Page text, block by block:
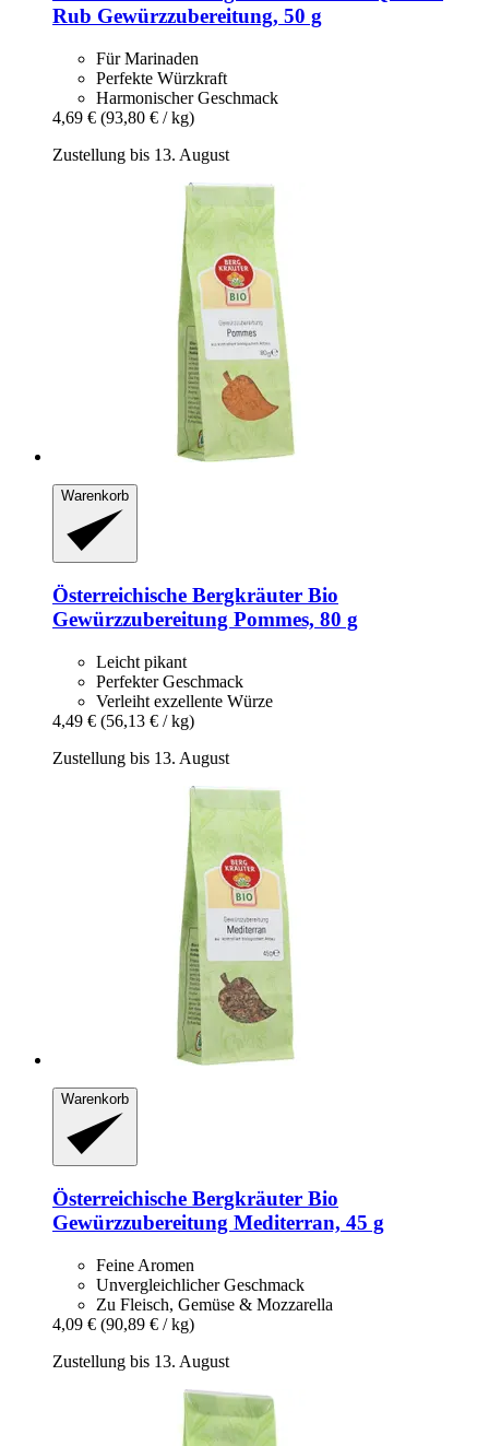
Rub Gewürzzubereitung, 50 g
Für Marinaden
Perfekte Würzkraft
Harmonischer Geschmack
4,69 € (93,80 € / kg)
Zustellung bis 13. August
Warenkorb
Österreichische Bergkräuter Bio
Gewürzzubereitung Pommes, 80 g
Leicht pikant
Perfekter Geschmack
Verleiht exzellente Würze
4,49 € (56,13 € / kg)
Zustellung bis 13. August
Warenkorb
Österreichische Bergkräuter Bio
Gewürzzubereitung Mediterran, 45 g
Feine Aromen
Unvergleichlicher Geschmack
Zu Fleisch, Gemüse & Mozzarella
4,09 € (90,89 € / kg)
Zustellung bis 13. August